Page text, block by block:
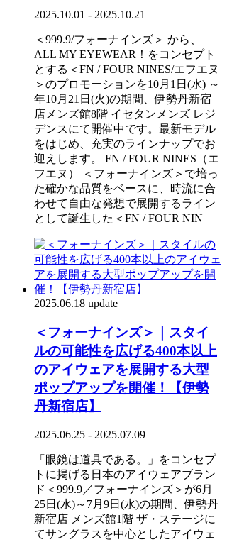
2025.10.01 - 2025.10.21
＜999.9/フォーナインズ＞ から、
ALL MY EYEWEAR！をコンセプト
とする＜FN / FOUR NINES/エフエヌ
＞のプロモーションを10月1日(水) ～
年10月21日(火)の期間、伊勢丹新宿
店メンズ館8階 イセタンメンズ レジ
デンスにて開催中です。最新モデル
をはじめ、充実のラインナップでお
迎えします。 FN / FOUR NINES（エ
フエヌ） ＜フォーナインズ＞で培っ
た確かな品質をベースに、時流に合
わせて自由な発想で展開するライン
として誕生した＜FN / FOUR NIN
2025.06.18 update
＜フォーナインズ＞｜スタイ
ルの可能性を広げる400本以上
のアイウェアを展開する大型
ポップアップを開催！【伊勢
丹新宿店】
2025.06.25 - 2025.07.09
「眼鏡は道具である。」をコンセプ
トに掲げる日本のアイウェアブラン
ド＜999.9／フォーナインズ＞が6月
25日(水)～7月9日(水)の期間、伊勢丹
新宿店 メンズ館1階 ザ・ステージに
てサングラスを中心としたアイウェ